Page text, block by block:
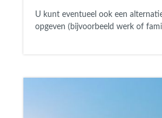
U kunt eventueel ook een
opgeven (bijvoorbeeld werk of